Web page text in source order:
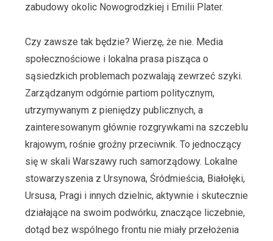
zabudowy okolic Nowogrodzkiej i Emilii Plater.
Czy zawsze tak będzie? Wierzę, że nie. Media
społecznościowe i lokalna prasa pisząca o
sąsiedzkich problemach pozwalają zewrzeć szyki.
Zarządzanym odgórnie partiom politycznym,
utrzymywanym z pieniędzy publicznych, a
zainteresowanym głównie rozgrywkami na szczeblu
krajowym, rośnie groźny przeciwnik. To jednoczący
się w skali Warszawy ruch samorządowy. Lokalne
stowarzyszenia z Ursynowa, Śródmieścia, Białołęki,
Ursusa, Pragi i innych dzielnic, aktywnie i skutecznie
działające na swoim podwórku, znaczące liczebnie,
dotąd bez wspólnego frontu nie miały przełożenia